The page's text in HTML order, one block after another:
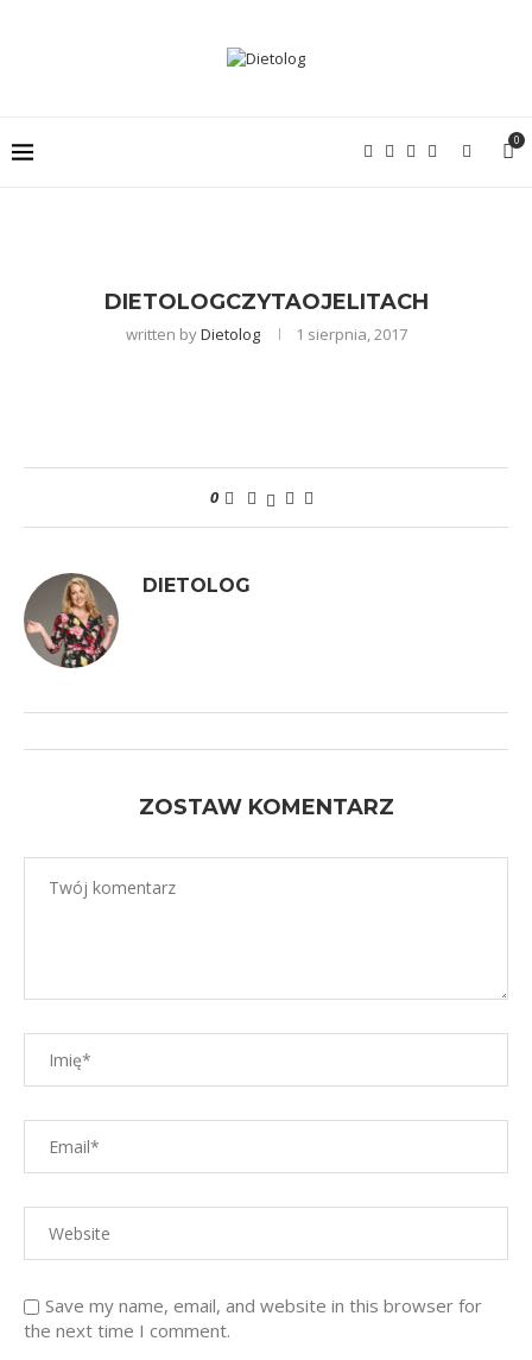
0
DIETOLOGCZYTAOJELITACH
written byDietolog 1 sierpnia, 2017
0
DIETOLOG
ZOSTAW KOMENTARZ
Save my name, email, and website in this browser for
the next time I comment.